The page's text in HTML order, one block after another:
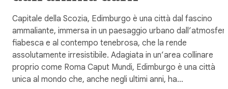
Capitale della Scozia, Edimburgo è una città dal fascino
ammaliante, immersa in un paesaggio urbano
fiabesca e al contempo tenebrosa, che la rende
assolutamente irresistibile. Adagiata in un’area collinare
proprio come Roma Caput Mundi, Edimburgo è una città
unica al mondo che, anche negli ultimi anni, ha…